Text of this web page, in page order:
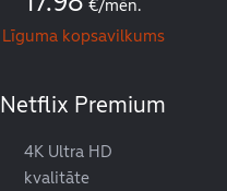
€/mēn.
Līguma kopsavilkums
Netflix Premium
4K Ultra HD
kvalitāte